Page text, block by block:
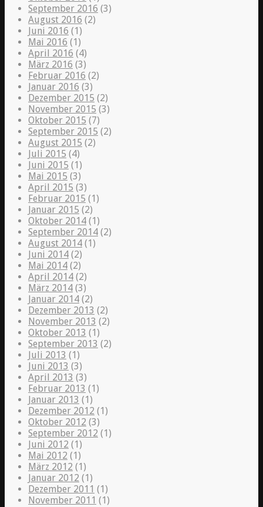
September 2016 (3)
August 2016 (2)
Juni 2016 (1)
Mai 2016 (1)
April 2016 (4)
März 2016 (3)
Februar 2016 (2)
Januar 2016 (3)
Dezember 2015 (2)
November 2015 (3)
Oktober 2015 (7)
September 2015 (2)
August 2015 (2)
Juli 2015 (4)
Juni 2015 (1)
Mai 2015 (3)
April 2015 (3)
Februar 2015 (1)
Januar 2015 (2)
Oktober 2014 (1)
September 2014 (2)
August 2014 (1)
Juni 2014 (2)
Mai 2014 (2)
April 2014 (2)
März 2014 (3)
Januar 2014 (2)
Dezember 2013 (2)
November 2013 (2)
Oktober 2013 (1)
September 2013 (2)
Juli 2013 (1)
Juni 2013 (3)
April 2013 (3)
Februar 2013 (1)
Januar 2013 (1)
Dezember 2012 (1)
Oktober 2012 (3)
September 2012 (1)
Juni 2012 (1)
Mai 2012 (1)
März 2012 (1)
Januar 2012 (1)
Dezember 2011 (1)
November 2011 (1)